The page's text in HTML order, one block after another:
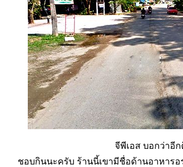
จีพีเอส บอกว่าอี
ชอบกินนะครับ ร้านนี้เขามีชื่อด้านอาหาร